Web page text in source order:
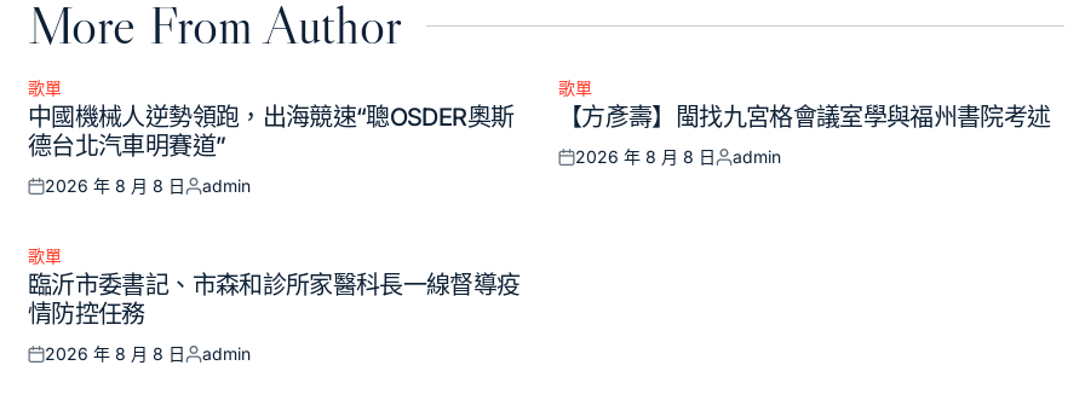
More From Author
Posted
in
歌單
中國機械人逆勢領跑，出海競速“聰OSDER奧斯
德台北汽車明賽道”
Posted
2026 年 8 月 8 日
Posted
admin
Posted
歌單
【方彥壽】閩找九宮格會議室學與福州書院考述
Posted
2026 年 8 月 8 日
Posted
admin
Posted
in
歌單
臨沂市委書記、市森和診所家醫科長一線督導疫
情防控任務
Posted
2026 年 8 月 8 日
Posted
admin